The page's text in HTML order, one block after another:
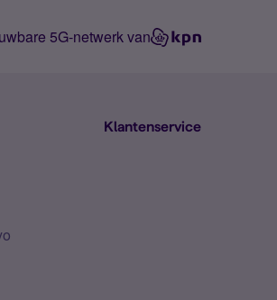
5G-netwerk van
Klantenservice